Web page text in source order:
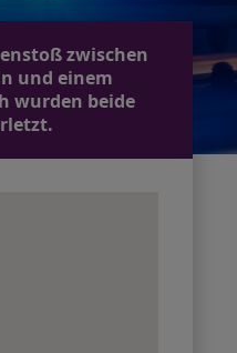
zwischen
und einem
wurden beide